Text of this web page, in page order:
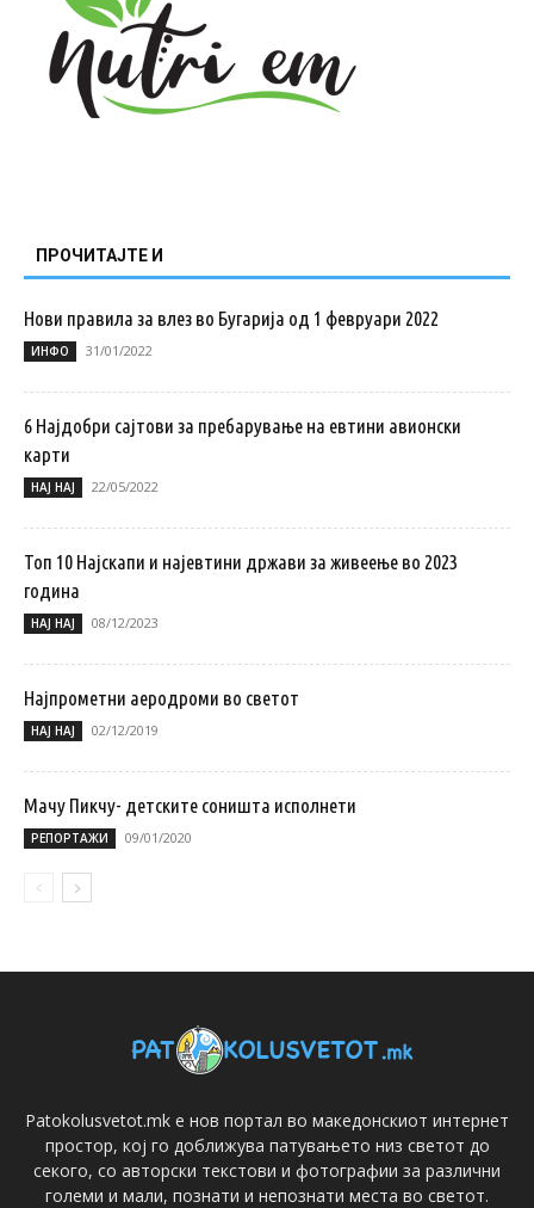
ПРОЧИТАЈТЕ И
Нови правила за влез во Бугарија од 1 февруари 2022
ИНФО 31/01/2022
6 Најдобри сајтови за пребарување на евтини авионски
карти
НАЈ НАЈ 22/05/2022
Топ 10 Најскапи и најевтини држави за живеење во 2023
година
НАЈ НАЈ 08/12/2023
Најпрометни аеродроми во светот
НАЈ НАЈ 02/12/2019
Мачу Пикчу- детските соништа исполнети
РЕПОРТАЖИ 09/01/2020
Patokolusvetot.mk е нов портал во македонскиот интернет
простор, кој го доближува патувањето низ светот до
секого, со авторски текстови и фотографии за различни
големи и мали, познати и непознати места во светот.